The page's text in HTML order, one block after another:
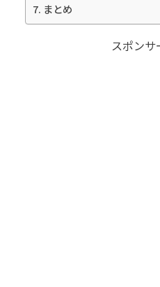
まとめ
スポンサ